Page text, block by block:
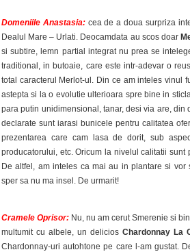
Domeniile Anastasia: cea de a doua surpriza
Dealul Mare – Urlati. Deocamdata au scos doar
si subtire, lemn partial integrat nu prea se
traditional, in butoaie, care este intr-adevar o
total caracterul Merlot-ul. Din ce am inteles vinul
astepta si la o evolutie ulterioara spre bine in
para putin unidimensional, tanar, desi via are,
declarate sunt iarasi bunicele pentru calitatea
prezentarea care cam lasa de dorit, sub
producatorului, etc. Oricum la nivelul calitatii
De altfel, am inteles ca mai au in plantare si vor
sper sa nu ma insel. De urmarit!
Cramele Oprisor: Nu, nu am cerut Smerenie si
multumit cu albele, un delicios Chardonnay La
Chardonnay-uri autohtone pe care l-am gustat.